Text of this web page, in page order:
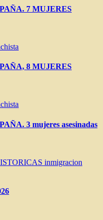
7 MUJERES
8 MUJERES
3 mujeres asesinadas
inmigracion